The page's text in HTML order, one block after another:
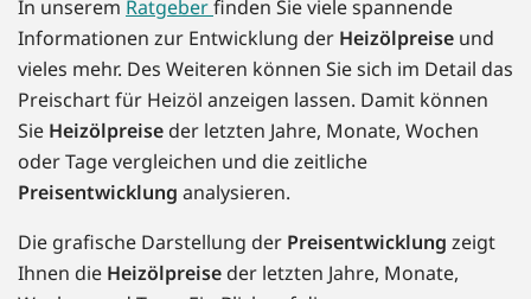
In unserem Ratgeberfinden Sie viele spannende
Informationen zur Entwicklung der Heizölpreise und
vieles mehr. Des Weiteren können Sie sich im Detail das
Preischart für Heizöl anzeigen lassen. Damit können
Sie Heizölpreise der letzten Jahre, Monate, Wochen
oder Tage vergleichen und die zeitliche
Preisentwicklung analysieren.
Die grafische Darstellung der Preisentwicklung zeigt
Ihnen die Heizölpreise der letzten Jahre, Monate,